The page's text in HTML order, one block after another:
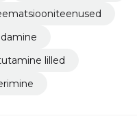
lilled